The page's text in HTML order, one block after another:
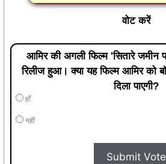
वोट करें
आमिर की अगली फिल्म 'सितारे जमीन
रिलीज हुआ। क्या यह फिल्म आमिर को
दिला पाएगी?
हाँ
नहीं
Submit Vote